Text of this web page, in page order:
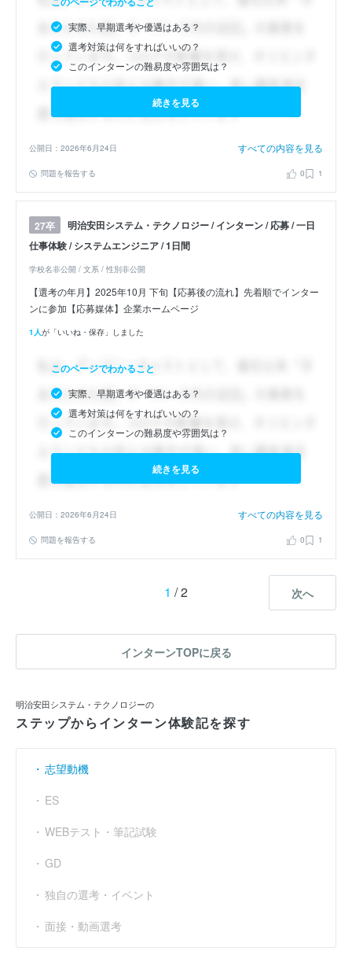
実際、早期選考や優遇はある？
選考対策は何をすればいいの？
このインターンの難易度や雰囲気は？
続きを見る
公開日：2026年6月24日 すべての内容を見る
問題を報告する 0 1
27卒
明治安田システム・テクノロジー / インターン / 応募 / 一日
仕事体験 / システムエンジニア / 1日間
学校名非公開 / 文系 / 性別非公開
【選考の年月】2025年10月 下旬【応募後の流れ】先着順でインター
ンに参加【応募媒体】企業ホームページ
1人が「いいね・保存」しました
このページでわかること
実際、早期選考や優遇はある？
選考対策は何をすればいいの？
このインターンの難易度や雰囲気は？
続きを見る
公開日：2026年6月24日 すべての内容を見る
問題を報告する 0 1
1 / 2 次へ
インターンTOPに戻る
明治安田システム・テクノロジーの
ステップからインターン体験記を探す
志望動機
ES
WEBテスト・筆記試験
GD
独自の選考・イベント
面接・動画選考